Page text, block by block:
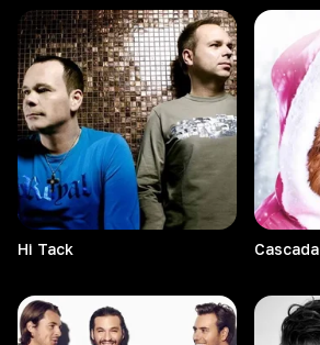
Hi Tack Cascada